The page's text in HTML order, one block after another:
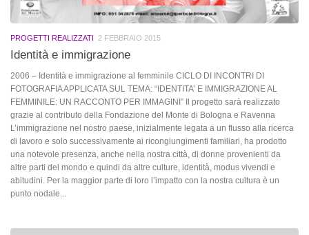
PROGETTI REALIZZATI 2 FEBBRAIO 2015
Identità e immigrazione
2006 – Identità e immigrazione al femminile CICLO DI INCONTRI DI
FOTOGRAFIA APPLICATA SUL TEMA: “IDENTITA’ E IMMIGRAZIONE AL
FEMMINILE: UN RACCONTO PER IMMAGINI” Il progetto sarà realizzato
grazie al contributo della Fondazione del Monte di Bologna e Ravenna
L’immigrazione nel nostro paese, inizialmente legata a un flusso alla ricerca
di lavoro e solo successivamente ai ricongiungimenti familiari, ha prodotto
una notevole presenza, anche nella nostra città, di donne provenienti da
altre parti del mondo e quindi da altre culture, identità, modus vivendi e
abitudini. Per la maggior parte di loro l’impatto con la nostra cultura è un
punto nodale...